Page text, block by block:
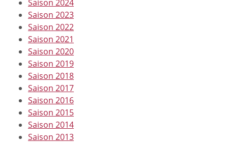
Saison 2024
Saison 2023
Saison 2022
Saison 2021
Saison 2020
Saison 2019
Saison 2018
Saison 2017
Saison 2016
Saison 2015
Saison 2014
Saison 2013